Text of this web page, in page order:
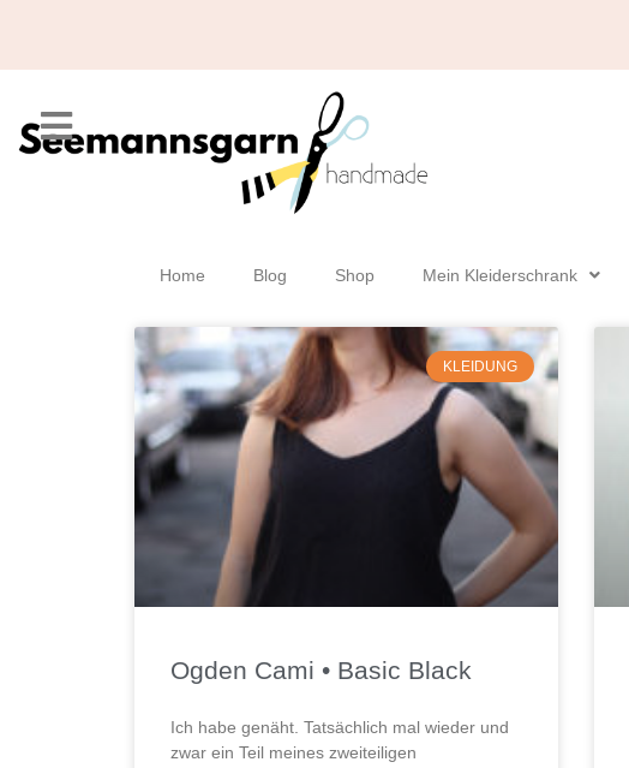
Home Blog Shop Mein Kleiderschrank
KLEIDUNG
Ogden Cami • Basic Black
Ich habe genäht. Tatsächlich mal wieder und
zwar ein Teil meines zweiteiligen